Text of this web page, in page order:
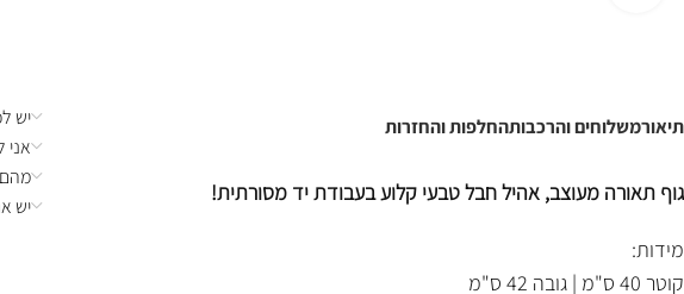
תיאורמשלוחים והרכבותהחלפות והחזרות
גוף תאורה מעוצב, אהיל חבל טבעי קלוע בעבודת יד מסורתית!
מידות:
קוטר 40 ס"מ | גובה 42 ס"מ
יש
אני
יש